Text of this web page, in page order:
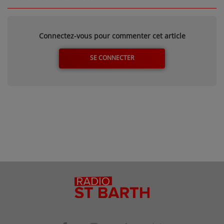
Connectez-vous pour commenter cet article
SE CONNECTER